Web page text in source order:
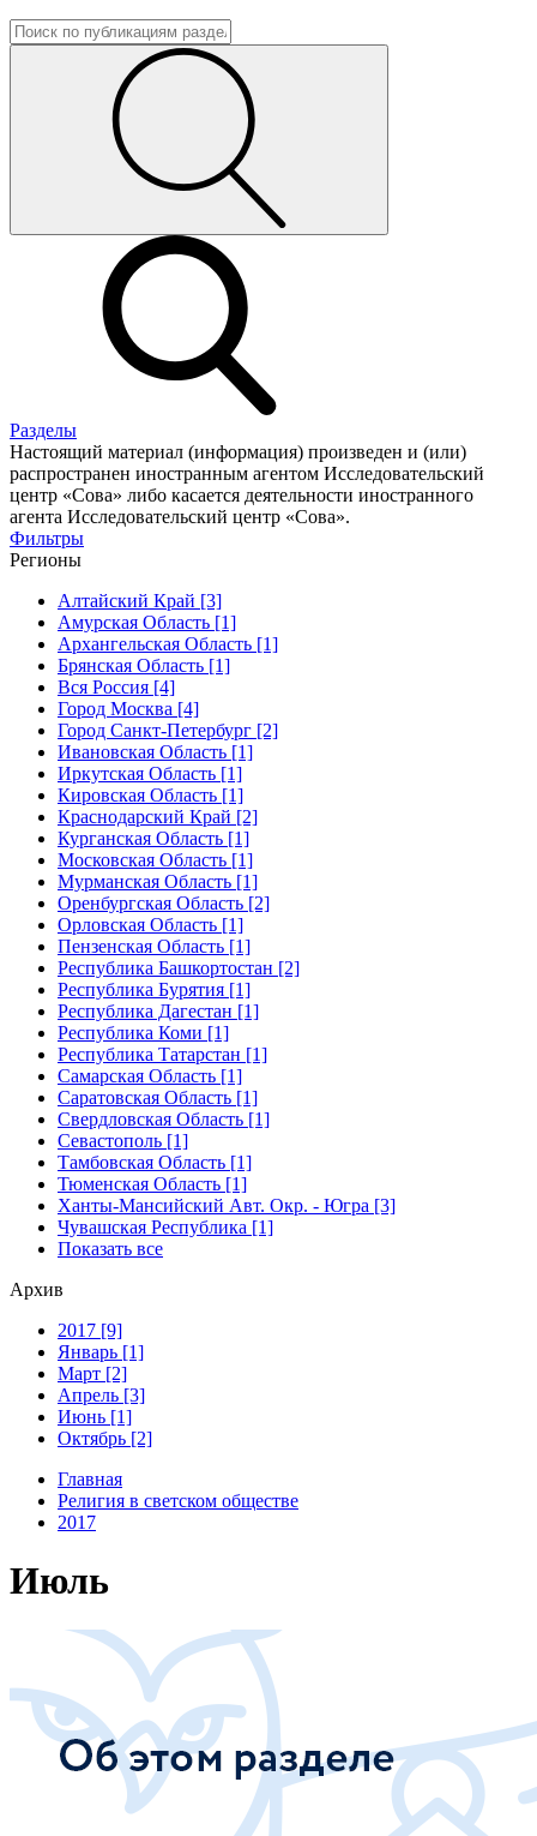
Разделы
Настоящий материал (информация) произведен и (или)
распространен иностранным агентом Исследовательский
центр «Сова» либо касается деятельности иностранного
агента Исследовательский центр «Сова».
Фильтры
Регионы
Алтайский Край [3]
Амурская Область [1]
Архангельская Область [1]
Брянская Область [1]
Вся Россия [4]
Город Москва [4]
Город Санкт-Петербург [2]
Ивановская Область [1]
Иркутская Область [1]
Кировская Область [1]
Краснодарский Край [2]
Курганская Область [1]
Московская Область [1]
Мурманская Область [1]
Оренбургская Область [2]
Орловская Область [1]
Пензенская Область [1]
Республика Башкортостан [2]
Республика Бурятия [1]
Республика Дагестан [1]
Республика Коми [1]
Республика Татарстан [1]
Самарская Область [1]
Саратовская Область [1]
Свердловская Область [1]
Севастополь [1]
Тамбовская Область [1]
Тюменская Область [1]
Ханты-Мансийский Авт. Окр. - Югра [3]
Чувашская Республика [1]
Показать все
Архив
2017 [9]
Январь [1]
Март [2]
Апрель [3]
Июнь [1]
Октябрь [2]
Главная
Религия в светском обществе
2017
Июль